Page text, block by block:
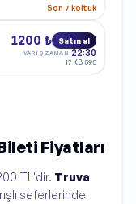
Son 7 koltuk
1200 ₺ Satın al
VARIŞ ZAMANI 22:30
17 KB 595
Fiyatları
TL'dir. Truva
seferlerinde